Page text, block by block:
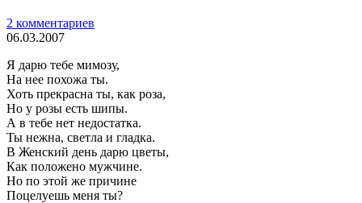
2 комментариев
06.03.2007
Я дарю тебе мимозу,
На нее похожа ты.
Хоть прекрасна ты, как роза,
Но у розы есть шипы.
А в тебе нет недостатка.
Ты нежна, светла и гладка.
В Женский день дарю цветы,
Как положено мужчине.
Но по этой же причине
Поцелуешь меня ты?